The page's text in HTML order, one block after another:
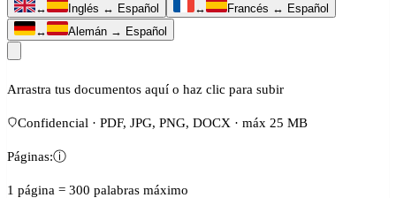
↔ Inglés ↔ Español ↔
Francés ↔ Español
↔
Alemán → Español
Arrastra tus documentos aquí o haz clic para subir
Confidencial · PDF, JPG, PNG, DOCX · máx 25 MB
Páginas:ⓘ
1 página = 300 palabras máximo